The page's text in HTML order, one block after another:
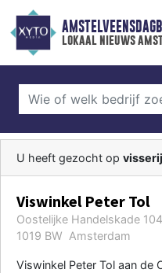
lokaal nieuws
U heeft gezocht op
Viswinkel Peter Tol
Oostelijke Handelskade
1019 BW Amsterdam
Viswinkel Peter Tol aan de